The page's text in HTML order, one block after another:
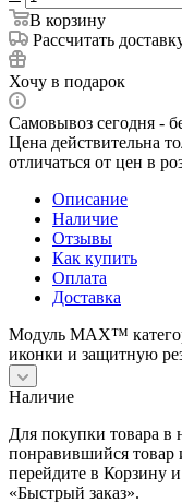
В корзину
Рассчитать
Хочу в подарок
Самовывоз сегодня -
Цена действительна
отличаться от цен в
Описание
Наличие
Отзывы
Как купить
Оплата
Доставка
Модуль MAX™
иконки и защитную
Наличие
Для покупки товара в
понравившийся товар
перейдите в Корзину
«Быстрый заказ».